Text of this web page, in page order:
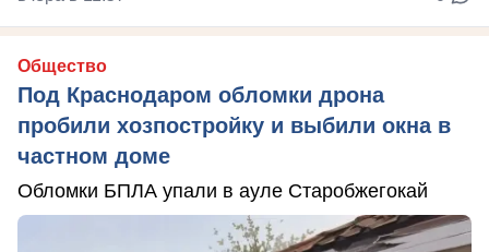
Общество
Под Краснодаром обломки дрона
пробили хозпостройку и выбили окна в
частном доме
Обломки БПЛА упали в ауле Старобжегокай